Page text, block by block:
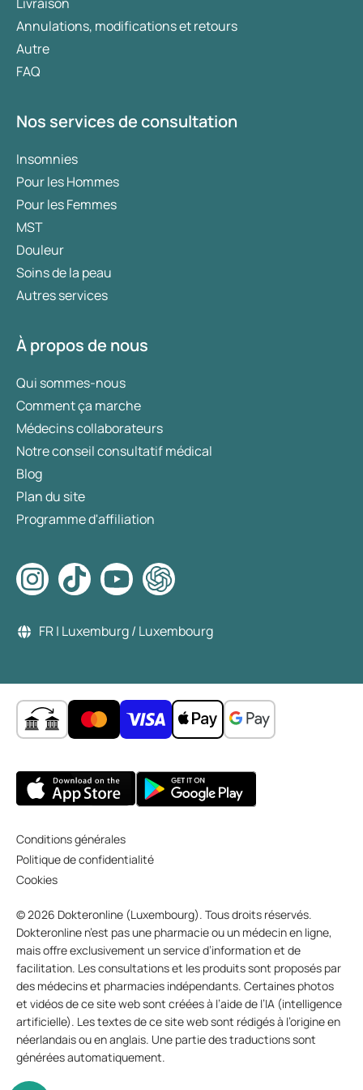
Annulations, modifications et retours
Autre
FAQ
Nos services de consultation
Insomnies
Pour les Hommes
Pour les Femmes
MST
Douleur
Soins de la peau
Autres services
À propos de nous
Qui sommes-nous
Comment ça marche
Médecins collaborateurs
Notre conseil consultatif médical
Blog
Plan du site
Programme d'affiliation
FR | Luxemburg / Luxembourg
Conditions générales
Politique de confidentialité
Cookies
© 2026 Dokteronline (Luxembourg). Tous droits réservés.
Dokteronline n’est pas une pharmacie ou un médecin en ligne,
mais offre exclusivement un service d’information et de
facilitation. Les consultations et les produits sont proposés par
des médecins et pharmacies indépendants. Certaines photos
et vidéos de ce site web sont créées à l’aide de l’IA (intelligence
artificielle). Les textes de ce site web sont rédigés à l’origine en
néerlandais ou en anglais. Une partie des traductions sont
générées automatiquement.